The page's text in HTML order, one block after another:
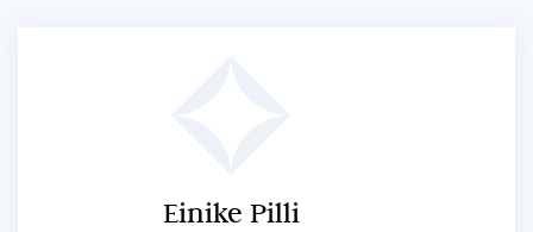
Einike Pilli